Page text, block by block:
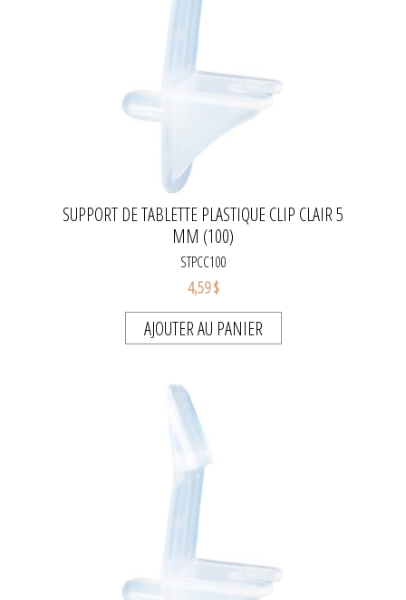
SUPPORT DE TABLETTE PLASTIQUE CLIP CLAIR 5
MM (100)
STPCC100
4,59 $
AJOUTER AU PANIER